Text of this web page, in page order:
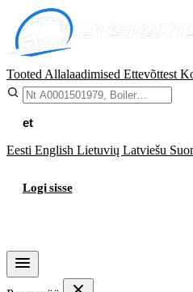
Tooted Allalaadimised Ettevõttest
et
Eesti English Lietuvių Latviešu
Logi sisse